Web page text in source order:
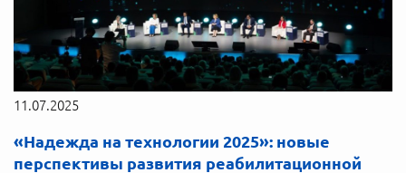
11.07.2025
«Надежда на технологии 2025»: новые
перспективы развития реабилитационной